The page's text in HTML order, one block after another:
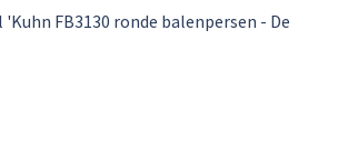
FB3130 ronde balenpersen - De